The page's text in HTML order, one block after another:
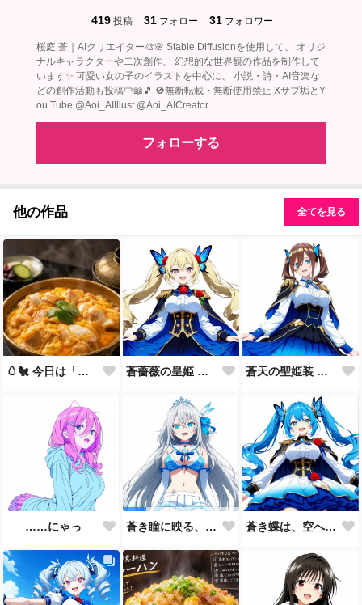
419 投稿 31 フォロー 31 フォロワー
桜庭 蒼｜AIクリエイター🎨🌸 Stable Diffusionを使用して、 オリジ
ナルキャラクターや二次創作、 幻想的な世界観の作品を制作して
います✨ 可愛い女の子のイラストを中心に、 小説・詩・AI音楽な
どの創作活動も投稿中📖🎵 🚫無断転載・無断使用禁止 Xサブ垢とY
ou Tube @Aoi_AIIllust @Aoi_AICreator
フォローする
他の作品 全てを見る
🥚🐔 今日は「親子丼の日」🍚✨ 蒼薔薇の皇姫 ― 青き王国の継承者 ― 蒼天の聖姫装 ― 蒼き王国の祝福 ―
……にゃっ 蒼き瞳に映る、まだ見ぬ未来。🩵 蒼き蝶は、空へ舞う。🦋💙